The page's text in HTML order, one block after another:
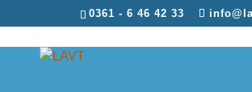
0361 - 6 46 42 33